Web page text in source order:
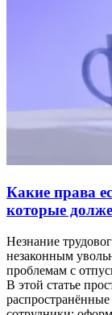
Какие права
которые
Незнание
незаконным
проблемам с
В этой статье